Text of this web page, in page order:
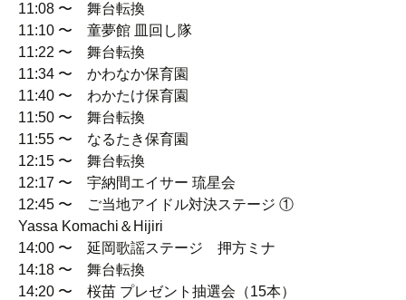
11:08 〜 舞台転換
11:10 〜 童夢館 皿回し隊
11:22 〜 舞台転換
11:34 〜 かわなか保育園
11:40 〜 わかたけ保育園
11:50 〜 舞台転換
11:55 〜 なるたき保育園
12:15 〜 舞台転換
12:17 〜 宇納間エイサー 琉星会
12:45 〜 ご当地アイドル対決ステージ ①
Yassa Komachi＆Hijiri
14:00 〜 延岡歌謡ステージ 押方ミナ
14:18 〜 舞台転換
14:20 〜 桜苗 プレゼント抽選会（15本）